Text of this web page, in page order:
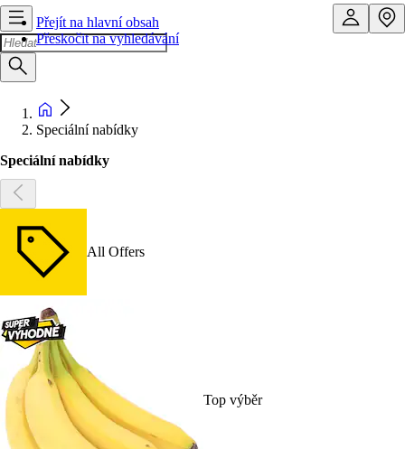
Přejít na hlavní obsah
Přeskočit na vyhledávání
Speciální nabídky
Speciální nabídky
All Offers
Top výběr